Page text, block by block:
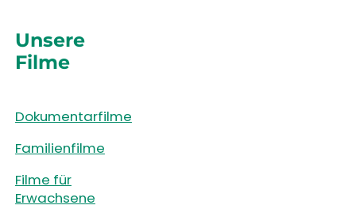
Unsere
Filme
Dokumentarfilme
Familienfilme
Filme für
Erwachsene